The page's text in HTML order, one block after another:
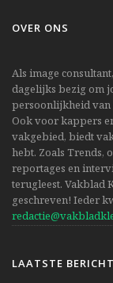
OVER ONS
Als image
dagelijks bezig om
persoonlijkheid van
Ook voor kappers
vakgebied, biedt
hebt. Zoals Trends,
reportages en
terugleest. Vakblad
geschreven! Ieder
LAATSTE